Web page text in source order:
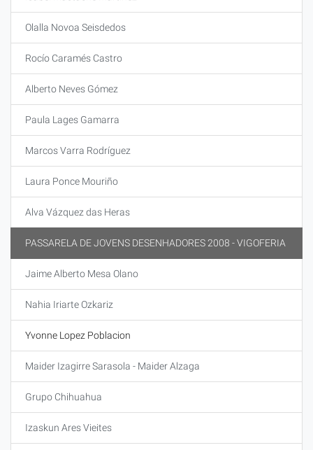
Olalla Novoa Seisdedos
Rocío Caramés Castro
Alberto Neves Gómez
Paula Lages Gamarra
Marcos Varra Rodríguez
Laura Ponce Mouriño
Alva Vázquez das Heras
PASSARELA DE JOVENS DESENHADORES 2008 - VIGOFERIA
Jaime Alberto Mesa Olano
Nahia Iriarte Ozkariz
Yvonne Lopez Poblacion
Maider Izagirre Sarasola - Maider Alzaga
Grupo Chihuahua
Izaskun Ares Vieites